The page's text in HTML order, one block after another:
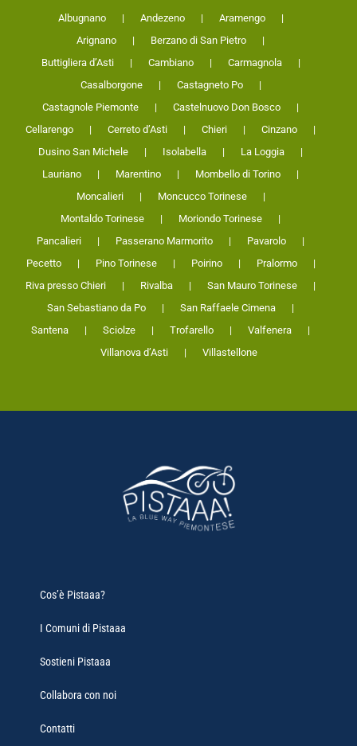
Albugnano Andezeno
Aramengo
Arignano
Berzano di San Pietro
Buttigliera d’Asti
Cambiano
Carmagnola
Casalborgone
Castagneto Po
Castagnole Piemonte
Castelnuovo Don Bosco
Cellarengo
Cerreto d’Asti Chieri
Cinzano
Dusino San Michele
Isolabella
La Loggia
Lauriano
Marentino
Mombello di Torino
Moncalieri
Moncucco Torinese
Montaldo Torinese
Moriondo Torinese
Pancalieri
Passerano Marmorito
Pavarolo
Pecetto
Pino Torinese Poirino
Pralormo
Riva presso Chieri
Rivalba
San Mauro Torinese
San Sebastiano da Po
San Raffaele Cimena
Santena
Sciolze Trofarello
Valfenera
Villanova d’Asti
Villastellone
Cos’è Pistaaa?
I Comuni di Pistaaa
Sostieni Pistaaa
Collabora con noi
Contatti